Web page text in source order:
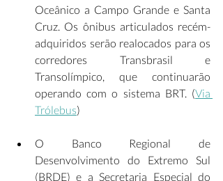
Oceânico a Campo Grande e Santa
Cruz. Os ônibus articulados recém-
adquiridos serão realocados para os
corredores Transbrasil e
Transolímpico, que continuarão
operando com o sistema BRT. (Via
Trólebus)
O Banco Regional de
Desenvolvimento do Extremo Sul
(BRDE) e a Secretaria Especial do